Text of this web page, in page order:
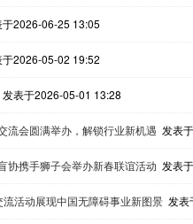
于2026-06-25 13:05
于2026-05-02 19:52
发表于2026-05-01 13:28
流会圆满举办，解锁行业新机遇 发表
携手狮子会举办新春联谊活动 发表
活动展现中国无障碍事业新图景 发